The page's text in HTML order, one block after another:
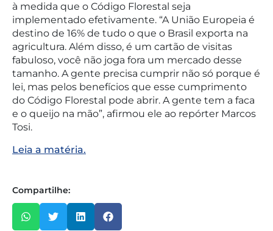
à medida que o Código Florestal seja
implementado efetivamente. “A União Europeia é
destino de 16% de tudo o que o Brasil exporta na
agricultura. Além disso, é um cartão de visitas
fabuloso, você não joga fora um mercado desse
tamanho. A gente precisa cumprir não só porque é
lei, mas pelos benefícios que esse cumprimento
do Código Florestal pode abrir. A gente tem a faca
e o queijo na mão”, afirmou ele ao repórter Marcos
Tosi.
Leia a matéria.
Compartilhe: